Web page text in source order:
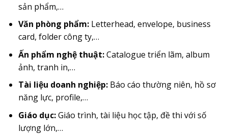
sản phẩm,…
Văn phòng phẩm:Letterhead, envelope, business
card, folder công ty,…
Ấn phẩm nghệ thuật:Catalogue triển lãm, album
ảnh, tranh in,…
Tài liệu doanh nghiệp:Báo cáo thường niên, hồ sơ
năng lực, profile,…
Giáo dục:Giáo trình, tài liệu học tập, đề thi với số
lượng lớn,…